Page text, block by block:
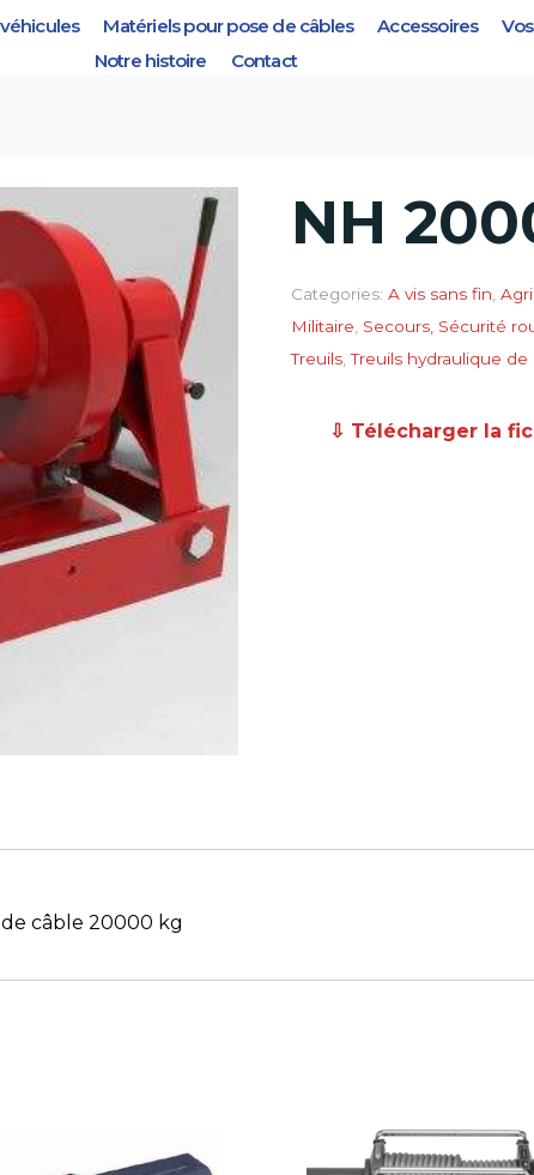
Matériels pour pose de câbles Accessoires
Notre histoire
Contact
NH
Categories: A vis sans fin
Militaire Secours, Sécurité
Treuils ,Treuils hydraulique de
⇩ Télécharger la
câble 20000 kg